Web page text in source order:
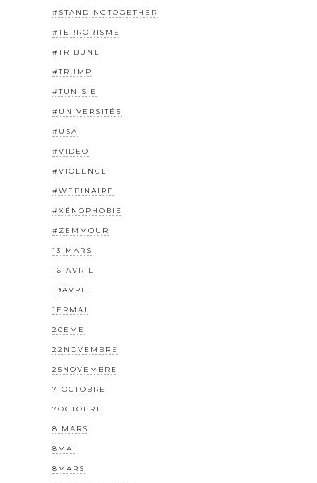
#STANDINGTOGETHER
#TERRORISME
#TRIBUNE
#TRUMP
#TUNISIE
#UNIVERSITÉS
#USA
#VIDEO
#VIOLENCE
#WEBINAIRE
#XÉNOPHOBIE
#ZEMMOUR
13 MARS
16 AVRIL
19AVRIL
1ERMAI
20EME
22NOVEMBRE
25NOVEMBRE
7 OCTOBRE
7OCTOBRE
8 MARS
8MAI
8MARS